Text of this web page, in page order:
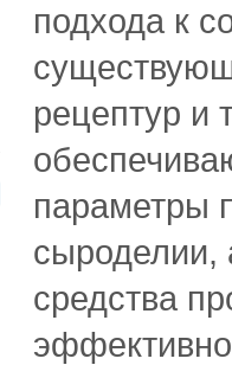
подхода к
рецептур и
параметры
сыроделии,
средства